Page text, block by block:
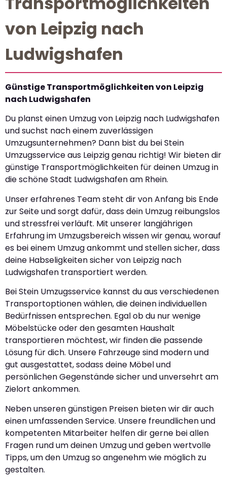
von Leipzig nach
Ludwigshafen
Günstige Transportmöglichkeiten von Leipzig
nach Ludwigshafen
Du planst einen Umzug von Leipzig nach Ludwigshafen
und suchst nach einem zuverlässigen
Umzugsunternehmen? Dann bist du bei Stein
Umzugsservice aus Leipzig genau richtig! Wir bieten dir
günstige Transportmöglichkeiten für deinen Umzug in
die schöne Stadt Ludwigshafen am Rhein.
Unser erfahrenes Team steht dir von Anfang bis Ende
zur Seite und sorgt dafür, dass dein Umzug reibungslos
und stressfrei verläuft. Mit unserer langjährigen
Erfahrung im Umzugsbereich wissen wir genau, worauf
es bei einem Umzug ankommt und stellen sicher, dass
deine Habseligkeiten sicher von Leipzig nach
Ludwigshafen transportiert werden.
Bei Stein Umzugsservice kannst du aus verschiedenen
Transportoptionen wählen, die deinen individuellen
Bedürfnissen entsprechen. Egal ob du nur wenige
Möbelstücke oder den gesamten Haushalt
transportieren möchtest, wir finden die passende
Lösung für dich. Unsere Fahrzeuge sind modern und
gut ausgestattet, sodass deine Möbel und
persönlichen Gegenstände sicher und unversehrt am
Zielort ankommen.
Neben unseren günstigen Preisen bieten wir dir auch
einen umfassenden Service. Unsere freundlichen und
kompetenten Mitarbeiter helfen dir gerne bei allen
Fragen rund um deinen Umzug und geben wertvolle
Tipps, um den Umzug so angenehm wie möglich zu
gestalten.